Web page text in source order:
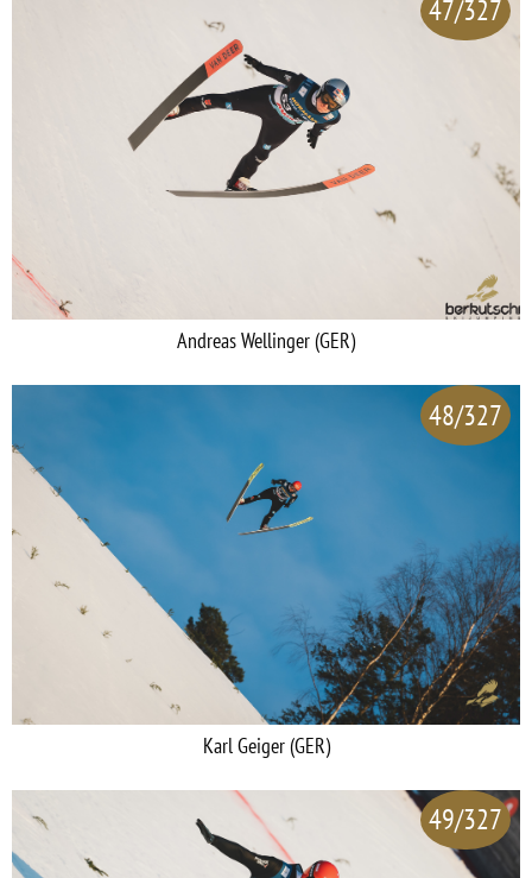
47/327
Andreas Wellinger (GER)
48/327
Karl Geiger (GER)
49/327